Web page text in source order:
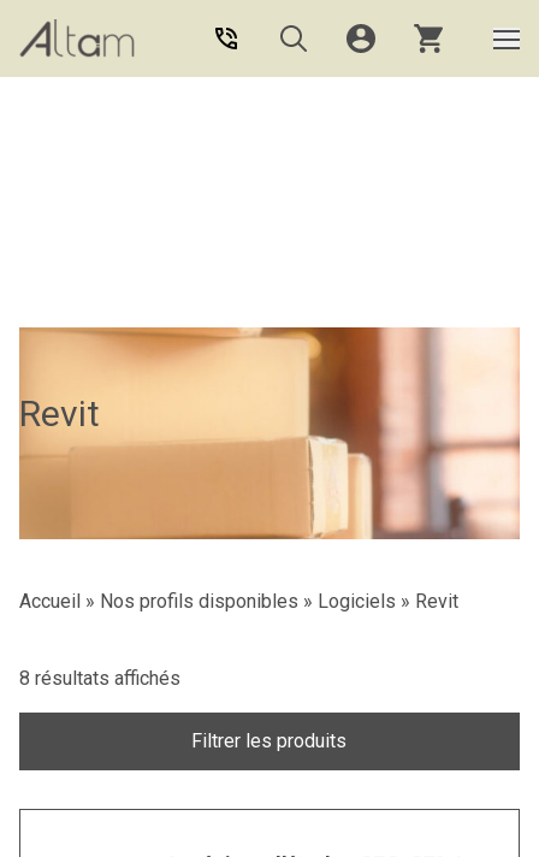
Aller au contenu principal
Revit
Accueil » Nos profils disponibles » Logiciels » Revit
8 résultats affichés
Filtrer les produits